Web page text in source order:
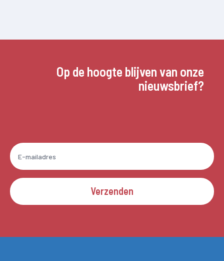
Op de hoogte blijven van onze
nieuwsbrief?
Verzenden